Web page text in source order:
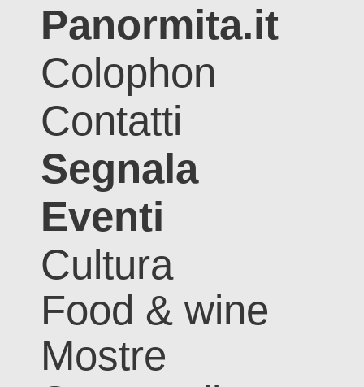
Panormita.it
Colophon
Contatti
Segnala
Eventi
Cultura
Food & wine
Mostre